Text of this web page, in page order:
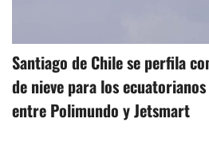
Santiago de Chile se perfila
de nieve para los
entre Polimundo y Jetsmart